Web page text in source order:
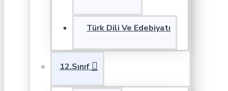
Türk Dili Ve Edebiyatı
12.Sınıf